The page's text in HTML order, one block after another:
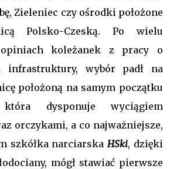
Zieleniec czy ośrodki położone
Polsko-Czeską. Po wielu
koleżanek z pracy o
wybór padł na
położoną na samym początku
która dysponuje wyciągiem
orczykami, a co najważniejsze,
szkółka narciarskaHSki, dzięki
mógł stawiać pierwsze